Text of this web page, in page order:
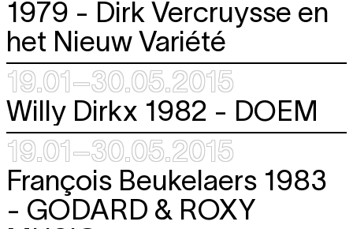
1979 - Dirk Vercruysse en
het Nieuw Variété
19.01–30.05.2015
Willy Dirkx 1982 - DOEM
19.01–30.05.2015
François Beukelaers 1983
- GODARD & ROXY